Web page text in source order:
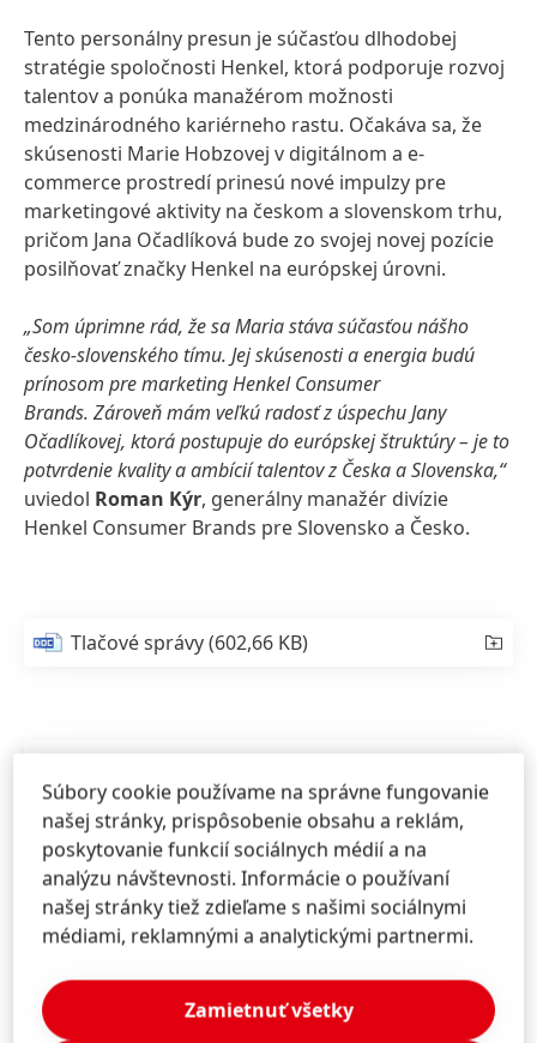
Tento personálny presun je súčasťou dlhodobej
stratégie spoločnosti Henkel, ktorá podporuje rozvoj
talentov a ponúka manažérom možnosti
medzinárodného kariérneho rastu. Očakáva sa, že
skúsenosti Marie Hobzovej v digitálnom a e-
commerce prostredí prinesú nové impulzy pre
marketingové aktivity na českom a slovenskom trhu,
pričom Jana Očadlíková bude zo svojej novej pozície
posilňovať značky Henkel na európskej úrovni.
„Som úprimne rád, že sa Maria stáva súčasťou nášho
česko-slovenského tímu. Jej skúsenosti a energia budú
prínosom pre marketing Henkel Consumer
Brands. Zároveň mám veľkú radosť z úspechu Jany
Očadlíkovej, ktorá postupuje do európskej štruktúry – je to
potvrdenie kvality a ambícií talentov z Česka a Slovenska,“
uviedol Roman Kýr, generálny manažér divízie
Henkel Consumer Brands pre Slovensko a Česko.
Tlačové správy(602,66 KB)
Súbory cookie používame na správne fungovanie
našej stránky, prispôsobenie obsahu a reklám,
poskytovanie funkcií sociálnych médií a na
analýzu návštevnosti. Informácie o používaní
našej stránky tiež zdieľame s našimi sociálnymi
médiami, reklamnými a analytickými partnermi.
Zamietnuť všetky